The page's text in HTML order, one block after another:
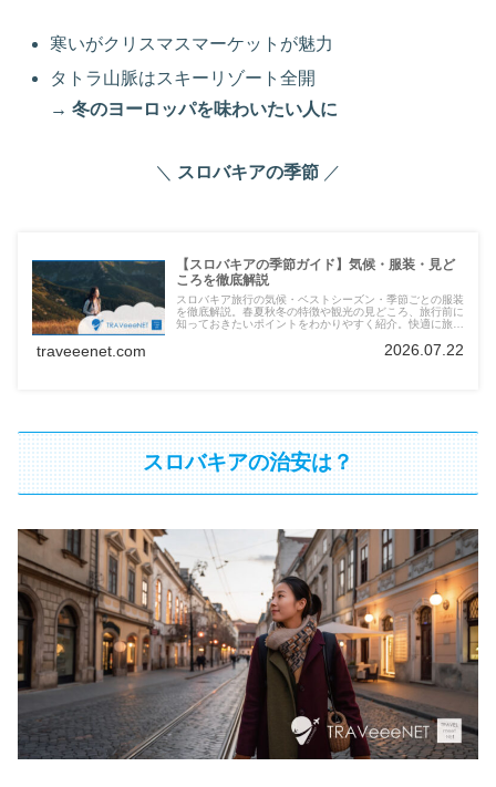
寒いがクリスマスマーケットが魅力
タトラ山脈はスキーリゾート全開
→ 冬のヨーロッパを味わいたい人に
＼ スロバキアの季節 ／
【スロバキアの季節ガイド】気候・服装・見ど
ころを徹底解説
スロバキア旅行の気候・ベストシーズン・季節ごとの服装
を徹底解説。春夏秋冬の特徴や観光の見どころ、旅行前に
知っておきたいポイントをわかりやすく紹介。快適に旅を
traveeenet.com 2026.07.22
スロバキアの治安は？